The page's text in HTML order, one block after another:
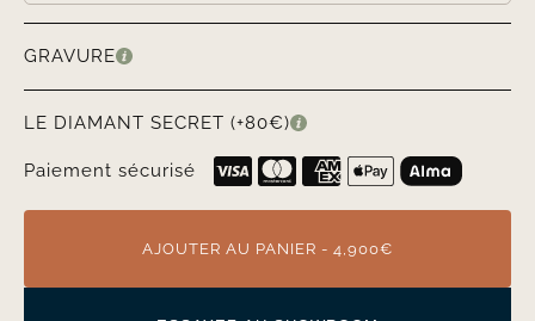
GRAVURE
LE DIAMANT SECRET (+80€)
Paiement sécurisé
AJOUTER AU PANIER - 4,900€